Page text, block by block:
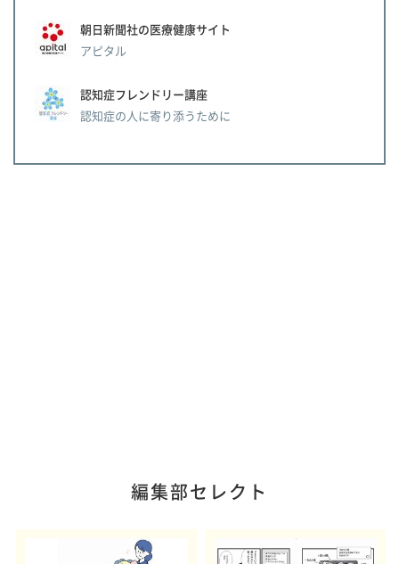
朝日新聞社の医療健康サイト
アピタル
認知症フレンドリー講座
認知症の人に寄り添うために
編集部セレクト